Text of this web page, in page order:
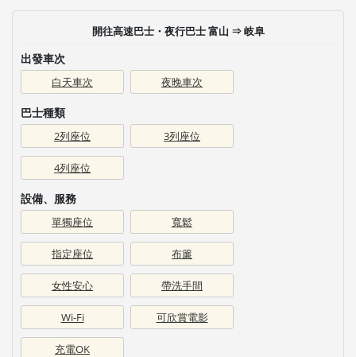
開往高速巴士・夜行巴士 富山 ⇒ 岐阜
出發車次
白天車次 夜晚車次
巴士種類
2列座位 3列座位
4列座位
設備、服務
單獨座位 寬鬆
指定座位 布簾
女性安心 帶洗手間
Wi-Fi 可欣賞電影
充電OK